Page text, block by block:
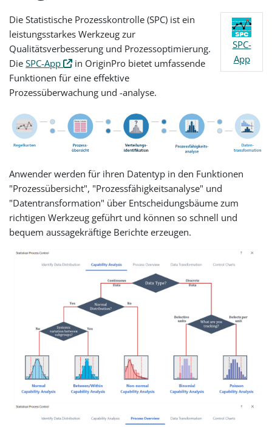
SPC-
App
Die Statistische Prozesskontrolle (SPC) ist ein
leistungsstarkes Werkzeug zur
Qualitätsverbesserung und Prozessoptimierung.
DieSPC-App
in OriginPro bietet umfassende
Funktionen für eine effektive
Prozessüberwachung und -analyse.
Anwender werden für ihren Datentyp in den Funktionen
"Prozessübersicht", "Prozessfähigkeitsanalyse" und
"Datentransformation" über Entscheidungsbäume zum
richtigen Werkzeug geführt und können so schnell und
bequem aussagekräftige Berichte erzeugen.